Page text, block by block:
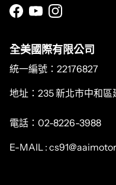
Facebook
YouTubeInstagram
全美國際有限公司
統一編號：22176827
地址：235 新北市中和區
電話：02-8226-3988
E-MAIL :